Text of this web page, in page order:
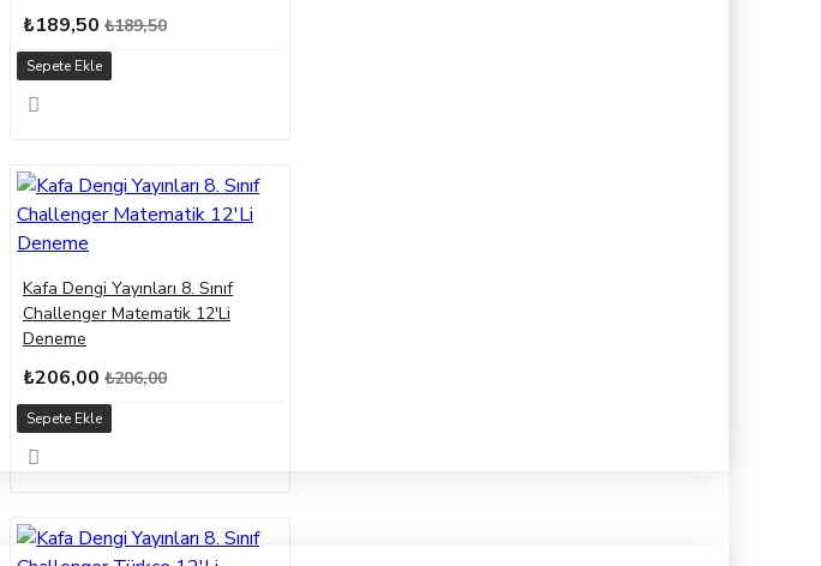
₺189,50 ₺189,50
Sepete Ekle
Kafa Dengi Yayınları 8. Sınıf
Challenger Matematik 12'Li
Deneme
₺206,00 ₺206,00
Sepete Ekle